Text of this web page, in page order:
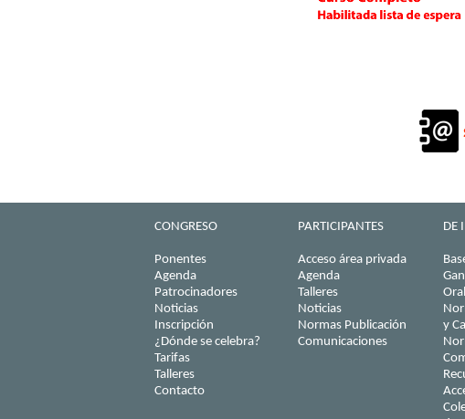
CONGRESO
Ponentes
Agenda
Patrocinadores
Noticias
Inscripción
¿Dónde se celebra?
Tarifas
Talleres
Contacto
PARTICIPANTES
Acceso área privada
Agenda
Talleres
Noticias
Normas Publicación
Comunicaciones
DE
y